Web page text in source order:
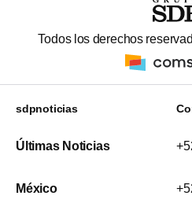
Todos los derechos
sdpnoticias
Últimas Noticias
México